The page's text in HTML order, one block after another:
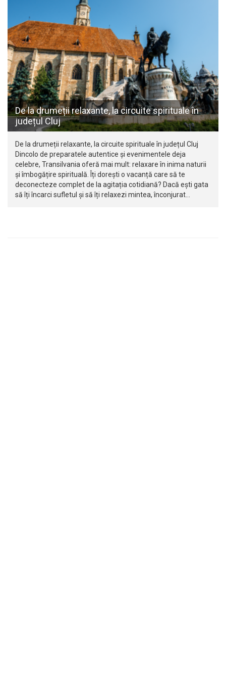
De la drumeții relaxante, la circuite spirituale în
județul Cluj
De la drumeții relaxante, la circuite spirituale în județul Cluj
Dincolo de preparatele autentice și evenimentele deja
celebre, Transilvania oferă mai mult: relaxare în inima naturii
și îmbogățire spirituală. Îți dorești o vacanță care să te
deconecteze complet de la agitația cotidiană? Dacă ești gata
să îți încarci sufletul și să îți relaxezi mintea, înconjurat…